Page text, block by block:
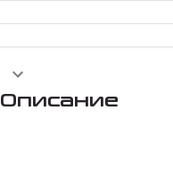
Описание